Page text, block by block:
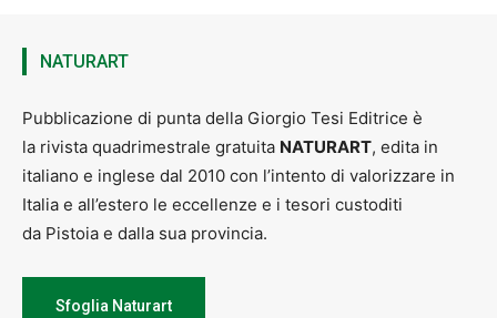
NATURART
Pubblicazione di punta della Giorgio Tesi Editrice è
la rivista quadrimestrale gratuita NATURART, edita in
italiano e inglese dal 2010 con l’intento di valorizzare in
Italia e all’estero le eccellenze e i tesori custoditi
da Pistoia e dalla sua provincia.
Sfoglia Naturart